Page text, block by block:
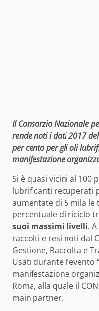
Il Consorzio Nazionale
rende noti i dati 2017
per cento per gli oli
manifestazione
Si è quasi vicini al 100
lubrificanti recuperati
aumentate di 5 mila le
percentuale di riciclo
suoi massimi livelli.
raccolti e resi noti dal
Gestione, Raccolta e
Usati durante l’evento
manifestazione
Roma, alla quale il
main partner.